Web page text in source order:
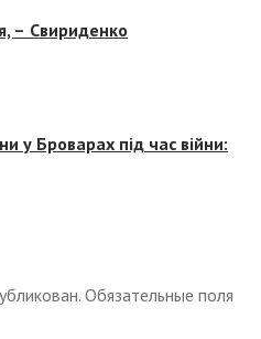
– Свириденко
у Броварах під час війни:
Обязательные поля